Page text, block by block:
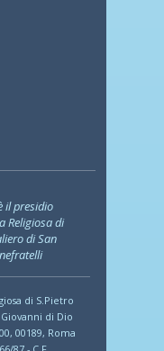
il presidio
Religiosa di
di San
di S.Pietro
di Dio
00189, Roma